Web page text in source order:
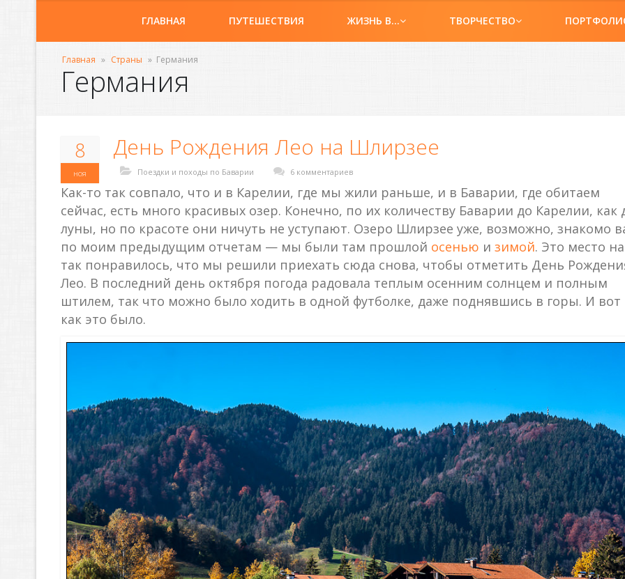
ГЛАВНАЯ ПУТЕШЕСТВИЯ ЖИЗНЬ В… ТВОРЧЕСТВО
Главная » Страны » Германия
Германия
8
ноя
День Рождения Лео на Шлирзее
Поездки и походы по Баварии 6 комментариев
Как-то так совпало, что и в Карелии, где мы жили раньше, и в Баварии, где обитаем
сейчас, есть много красивых озер. Конечно, по их количеству Баварии до Карелии, как
луны, но по красоте они ничуть не уступают. Озеро Шлирзее уже, возможно, знакомо
по моим предыдущим отчетам — мы были там прошлой осенью и зимой. Это место
так понравилось, что мы решили приехать сюда снова, чтобы отметить День
Лео. В последний день октября погода радовала теплым осенним солнцем и полным
штилем, так что можно было ходить в одной футболке, даже поднявшись в горы. И вот
как это было.